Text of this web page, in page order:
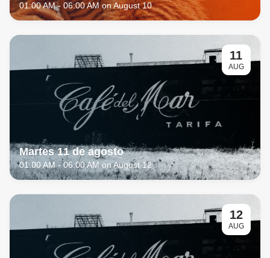
01:00 AM- 06:00 AM on August 10
11
AUG
Martes 11 de agosto
01:00 AM- 06:00 AM on August 12
12
AUG